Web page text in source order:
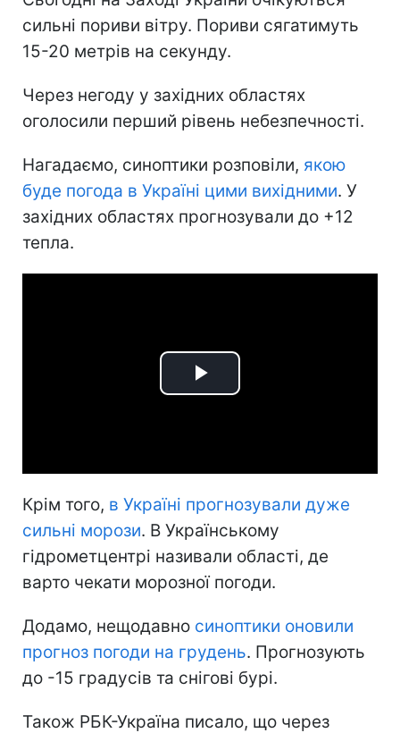
сильні пориви вітру. Пориви сягатимуть
15-20 метрів на секунду.
Через негоду у західних областях
оголосили перший рівень небезпечності.
Нагадаємо, синоптики розповіли, якою
буде погода в Україні цими вихідними. У
західних областях прогнозували до +12
тепла.
Play
Крім того, в Україні прогнозували дуже
сильні морози. В Українському
гідрометцентрі називали області, де
варто чекати морозної погоди.
Додамо, нещодавно синоптики оновили
прогноз погоди на грудень. Прогнозують
до -15 градусів та снігові бурі.
Також РБК-Україна писало, що через